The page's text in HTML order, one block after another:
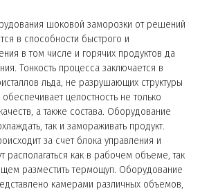
шоковой заморозки от решений
в способности быстрого и
в том числе и горячих продуктов да
Тонкость процесса заключается в
льда, не разрушающих структуры
целостность не только
а также состава. Оборудование
так и замораживать продукт.
за счет блока управления и
располагаться как в рабочем объеме, так
разместить термощуп. Оборудование
камерами различных объемов,